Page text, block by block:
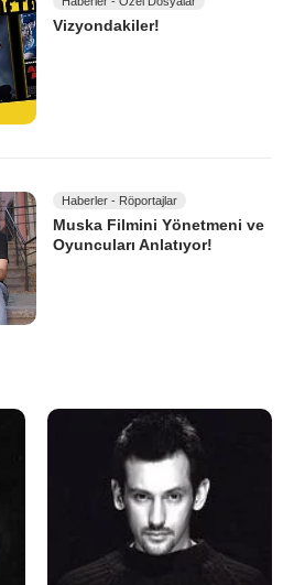
Vizyondakiler!
Haberler - Röportajlar
Muska Filmini Yönetmeni ve
Oyuncuları Anlatıyor!